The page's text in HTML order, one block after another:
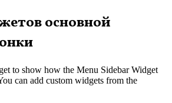
основной
to show how the Menu Sidebar Widget
can add custom widgets from the